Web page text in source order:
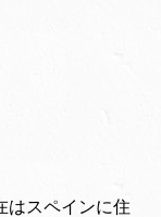
はスペインに住